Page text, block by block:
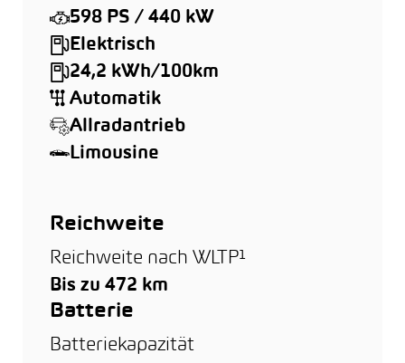
598 PS / 440 kW
Elektrisch
24,2 kWh/100km
Automatik
Allradantrieb
Limousine
Reichweite
Reichweite nach WLTP¹
Bis zu 472 km
Batterie
Batteriekapazität